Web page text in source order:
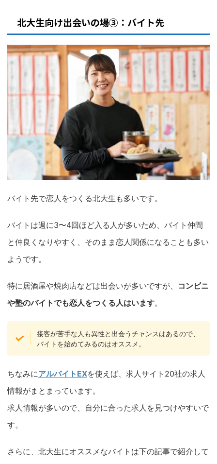
北大生向け出会いの場③：バイト先
バイト先で恋人をつくる北大生も多いです。
バイトは週に3〜4回ほど入る人が多いため、バイト仲間
と仲良くなりやすく、そのまま恋人関係になることも多い
ようです。
特に居酒屋や焼肉店などは出会いが多いですが、 コンビニ
や塾のバイトでも恋人をつくる人はいます。
接客が苦手な人も異性と出会うチャンスはあるので、
バイトを始めてみるのはオススメ。
ちなみにアルバイトEXを使えば、求人サイト20社の求人
情報がまとまっています。
求人情報が多いので、自分に合った求人を見つけやすいで
す。
さらに、北大生にオススメなバイトは下の記事で紹介して